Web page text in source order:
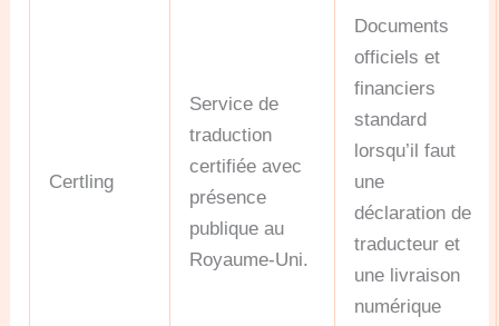
Certling
Service de
traduction
certifiée avec
présence
publique au
Royaume-Uni.
Documents
officiels et
financiers
standard
lorsqu’il faut
une
déclaration de
traducteur et
une livraison
numérique